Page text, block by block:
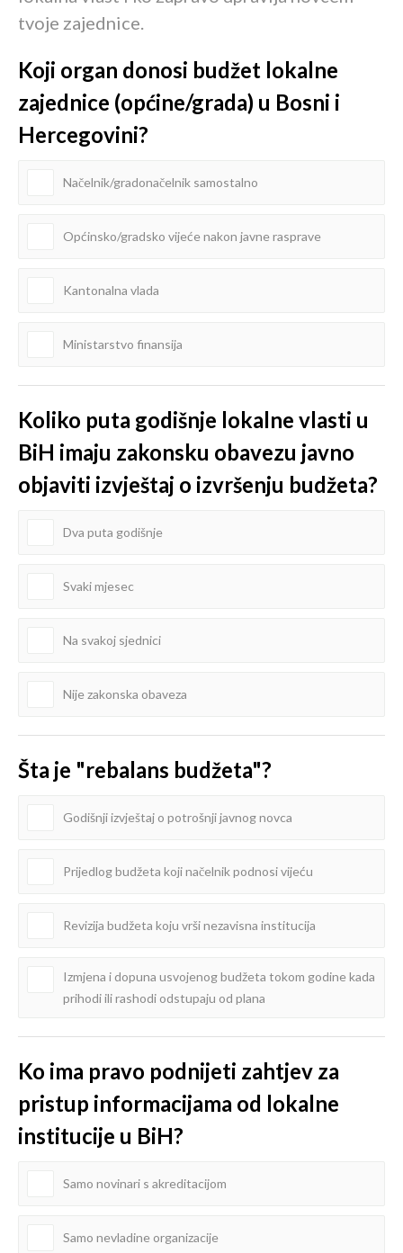
tvoje zajednice.
Koji organ donosi budžet lokalne
zajednice (općine/grada) u Bosni i
Hercegovini?
Načelnik/gradonačelnik samostalno
Općinsko/gradsko vijeće nakon javne rasprave
Kantonalna vlada
Ministarstvo finansija
Koliko puta godišnje lokalne vlasti u
BiH imaju zakonsku obavezu javno
objaviti izvještaj o izvršenju budžeta?
Dva puta godišnje
Svaki mjesec
Na svakoj sjednici
Nije zakonska obaveza
Šta je "rebalans budžeta"?
Godišnji izvještaj o potrošnji javnog novca
Prijedlog budžeta koji načelnik podnosi vijeću
Revizija budžeta koju vrši nezavisna institucija
Izmjena i dopuna usvojenog budžeta tokom godine kada
prihodi ili rashodi odstupaju od plana
Ko ima pravo podnijeti zahtjev za
pristup informacijama od lokalne
institucije u BiH?
Samo novinari s akreditacijom
Samo nevladine organizacije